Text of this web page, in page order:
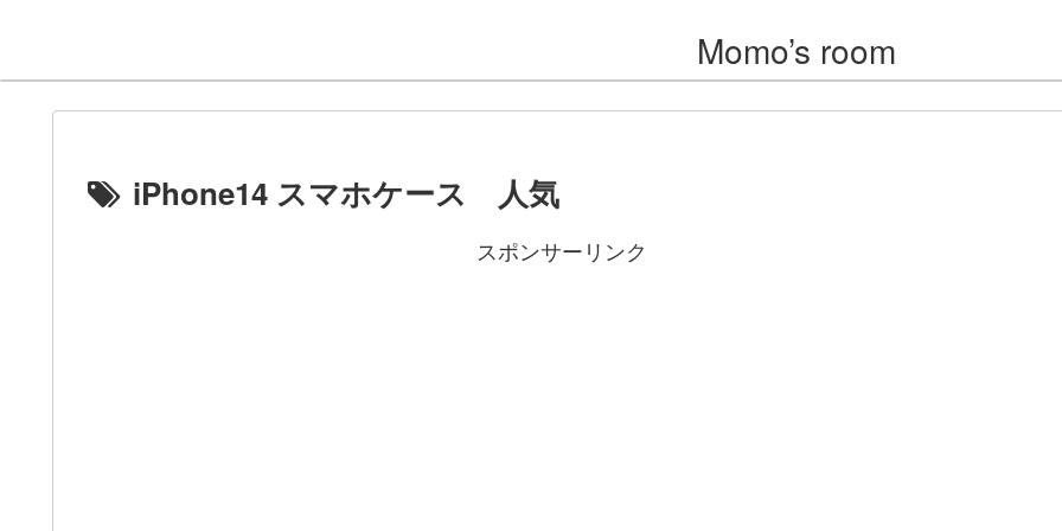
Momo’s room
iPhone14 スマホケース 人気
スポンサーリンク